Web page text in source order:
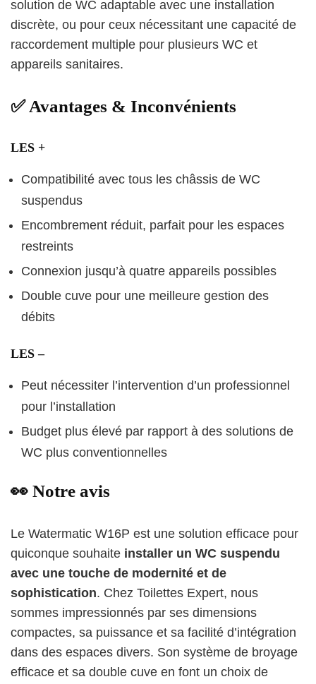
solution de WC adaptable avec une installation
discrète, ou pour ceux nécessitant une capacité de
raccordement multiple pour plusieurs WC et
appareils sanitaires.
✅ Avantages & Inconvénients
LES +
Compatibilité avec tous les châssis de WC
suspendus
Encombrement réduit, parfait pour les espaces
restreints
Connexion jusqu’à quatre appareils possibles
Double cuve pour une meilleure gestion des
débits
LES –
Peut nécessiter l’intervention d’un professionnel
pour l’installation
Budget plus élevé par rapport à des solutions de
WC plus conventionnelles
👀 Notre avis
Le Watermatic W16P est une solution efficace pour
quiconque souhaite installer un WC suspendu
avec une touche de modernité et de
sophistication. Chez Toilettes Expert, nous
sommes impressionnés par ses dimensions
compactes, sa puissance et sa facilité d’intégration
dans des espaces divers. Son système de broyage
efficace et sa double cuve en font un choix de